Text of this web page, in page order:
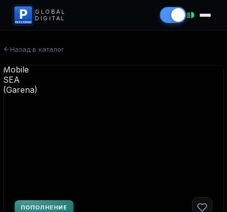
P
PROCODS.RU
GLOBAL
DIGITAL
Назад в каталог
ПОПОЛНЕНИЕ